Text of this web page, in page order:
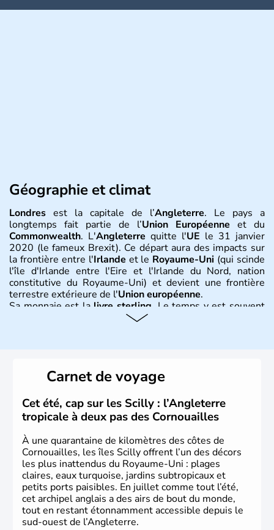
Géographie et climat
Londres est la capitale de l’Angleterre. Le pays a
longtemps fait partie de l’Union Européenne et du
Commonwealth. L'Angleterre quitte l'UE le 31 janvier
2020 (le fameux Brexit). Ce départ aura des impacts sur
la frontière entre l'Irlande et le Royaume-Uni (qui scinde
l'île d'Irlande entre l'Eire et l'Irlande du Nord, nation
constitutive du Royaume-Uni) et devient une frontière
terrestre extérieure de l'Union européenne.
Sa monnaie est lalivre sterling . Le temps y est souvent
instable avec de nombreuses précipitations : il s’agit d’un
Histoire et administration
L'Angleterre est l’une des quatre nations constitutives du
Royaume-Uni. Elle est peuplée de plus de 50 millions
d’habitants, les Anglais, et constitue à elle seule, près de
84% de la population de l’ensemble. Le pays s’est créé au
Xème siècle et tient son nom desAngles
germanique installé sur ces terres. Première démocratie
parlementaire au monde, elle doit son développement à
l’essor industriel du XIXème siècle.
Carnet de voyage
Cet été, cap sur les Scilly : l’Angleterre
tropicale à deux pas des Cornouailles
À une quarantaine de kilomètres des côtes de
Cornouailles, les îles Scilly offrent l’un des décors
les plus inattendus du Royaume-Uni : plages
claires, eaux turquoise, jardins subtropicaux et
petits ports paisibles. En juillet comme tout l’été,
cet archipel anglais a des airs de bout du monde,
tout en restant étonnamment accessible depuis le
sud-ouest de l’Angleterre.